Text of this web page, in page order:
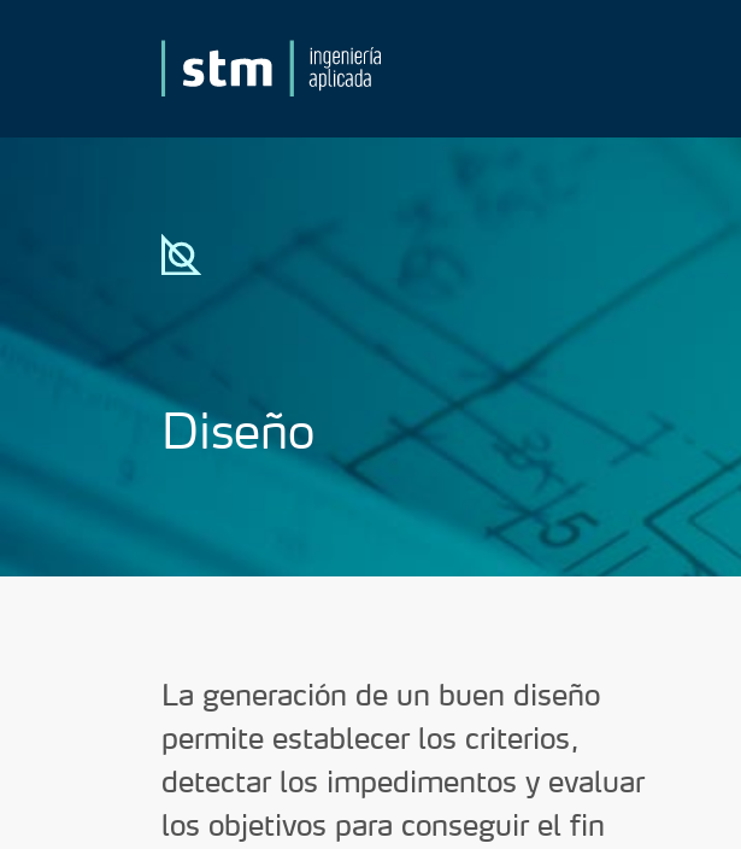
Diseño
La generación de un buen diseño
permite establecer los criterios,
detectar los impedimentos y evaluar
los objetivos para conseguir el fin